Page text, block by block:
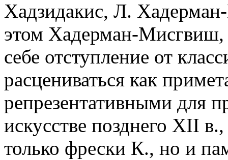
Хадзидакис, Л.
этом Хадерман-Мисгвиш,
себе отступление от
расцениваться как
репрезентативными для
искусстве позднего XII
только фрески К., но и